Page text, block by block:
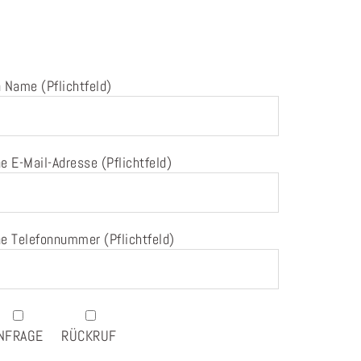
Name (Pflichtfeld)
E-Mail-Adresse (Pflichtfeld)
Telefonnummer (Pflichtfeld)
RÜCKRUF